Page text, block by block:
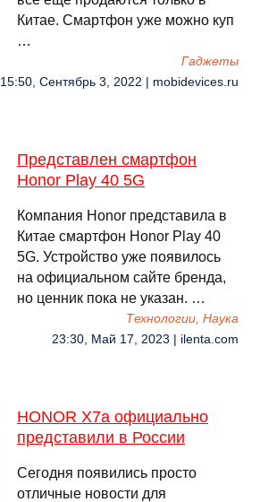
Китае. Смартфон уже можно куп
…
Гаджеты
15:50, Сентябрь 3, 2022 | mobidevices.ru
Представлен смартфон
Honor Play 40 5G
Компания Honor представила в
Китае смартфон Honor Play 40
5G. Устройство уже появилось
на официальном сайте бренда,
но ценник пока не указан. …
Технологии, Наука
23:30, Май 17, 2023 | ilenta.com
HONOR X7a официально
представили в России
Сегодня появились просто
отличные новости для